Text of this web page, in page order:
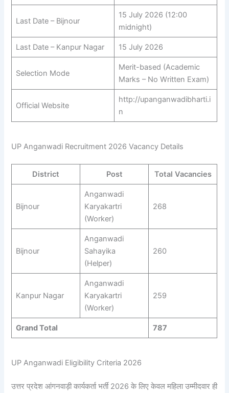
Last Date – Bijnour
15 July 2026 (12:00
midnight)
Last Date – Kanpur Nagar 15 July 2026
Selection Mode
Merit-based (Academic
Marks – No Written Exam)
Official Website
http://upanganwadibharti.i
n
UP Anganwadi Recruitment 2026 Vacancy Details
District Post Total Vacancies
Bijnour
Anganwadi
Karyakartri
(Worker)
268
Bijnour
Anganwadi
Sahayika
(Helper)
260
Kanpur Nagar
Anganwadi
Karyakartri
(Worker)
259
Grand Total 787
UP Anganwadi Eligibility Criteria 2026
उत्तर प्रदेश आंगनवाड़ी कार्यकर्ता भर्ती 2026 के लिए केवल महिला उम्मीदवार ही